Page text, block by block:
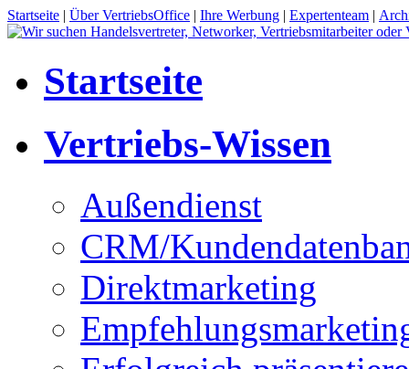
Startseite | Über VertriebsOffice | Ihre Werbung | Expertenteam |
Startseite
Vertriebs-Wissen
Außendienst
CRM/
Direktmarketing